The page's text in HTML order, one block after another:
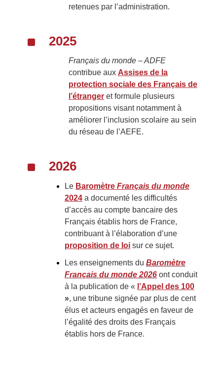
retenues par l’administration.
^ 2025
Français du monde – ADFE
contribue aux Assises de la
protection sociale des Français de
l’étrangeret formule plusieurs
propositions visant notamment à
améliorer l’inclusion scolaire au sein
du réseau de l’AEFE.
^ 2026
Le BaromètreFrançais du monde
2024 a documenté les difficultés
d’accès au compte bancaire des
Français établis hors de France,
contribuant à l’élaboration d’une
proposition de loi sur ce sujet.
Les enseignements du Baromètre
Français du monde 2026ont conduit
à la publication de « l’Appel des 100
», une tribune signée par plus de cent
élus et acteurs engagés en faveur de
l’égalité des droits des Français
établis hors de France.